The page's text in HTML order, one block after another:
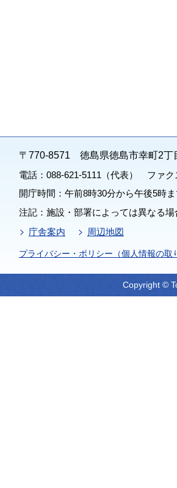
〒770-8571 徳島県徳島市幸町2丁
電話：088-621-5111（代表） ファク
開庁時間：午前8時30分から午後5時
注記：施設・部署によっては異なる
庁舎案内
周辺地図
プライバシー・ポリシー（個人情報の取
Copyright ©